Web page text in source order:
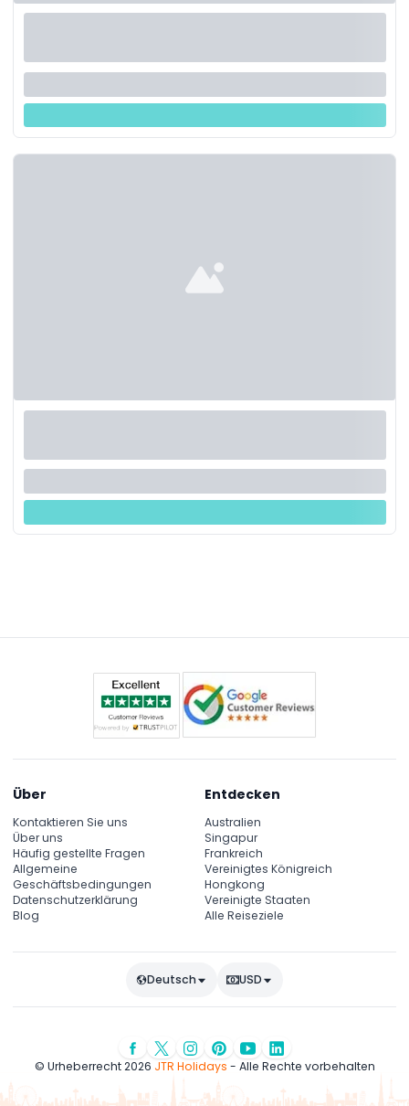
Über
Kontaktieren Sie uns
Über uns
Häufig gestellte Fragen
Allgemeine
Geschäftsbedingungen
Datenschutzerklärung
Blog
Entdecken
Australien
Singapur
Frankreich
Vereinigtes Königreich
Hongkong
Vereinigte Staaten
Alle Reiseziele
Deutsch USD
© Urheberrecht 2026 JTR Holidays - Alle Rechte vorbehalten